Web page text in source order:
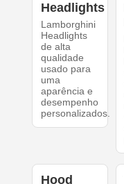
Headlights
Lamborghini
Headlights
de alta
qualidade
usado para
uma
aparência e
desempenho
personalizados.
Hood